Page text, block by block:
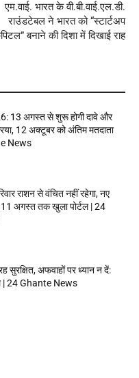
एम.वाई. भारत के वी.बी.वाई.एल.डी.
राउंडटेबल ने भारत को “स्टार्टअप
बनाने की दिशा में दिखाई राह
13 अगस्त से शुरू होगी दावे और
12 अक्टूबर को अंतिम मतदाता
News
राशन से वंचित नहीं रहेगा, नए
11 अगस्त तक खुला पोर्टल | 24
सुरक्षित, अफवाहों पर ध्यान न दें:
| 24 Ghante News